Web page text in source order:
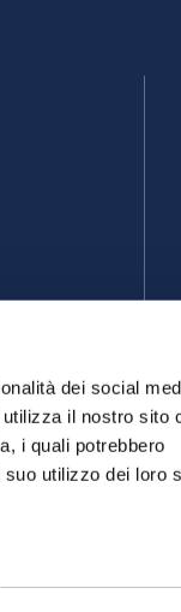
dei social
il nostro sito
i quali potrebbero
utilizzo dei loro